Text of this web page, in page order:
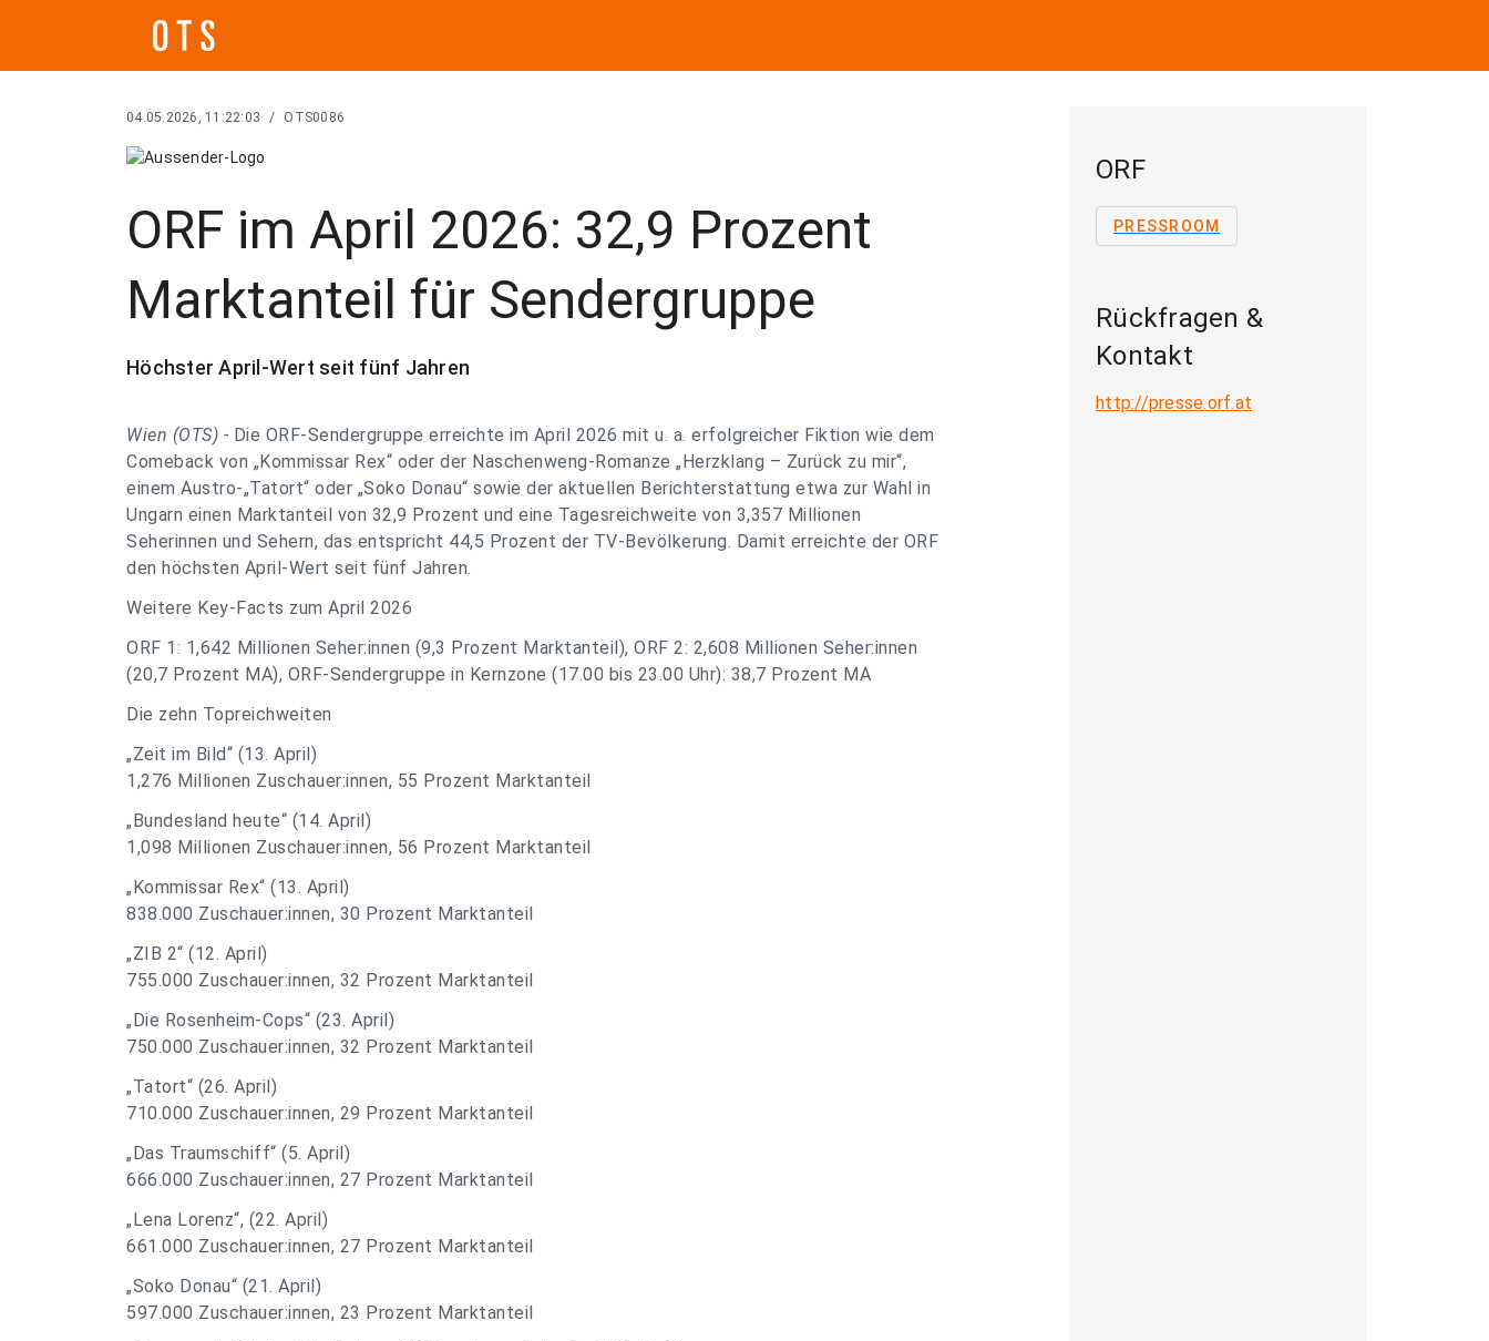
04.05.2026, 11:22:03 / OTS0086
ORF im April 2026: 32,9 Prozent
Marktanteil für Sendergruppe
Höchster April-Wert seit fünf Jahren
Wien (OTS) - Die ORF-Sendergruppe erreichte im April 2026 mit u. a. erfolgreicher Fiktion wie dem
Comeback von „Kommissar Rex“ oder der Naschenweng-Romanze „Herzklang – Zurück zu mir“,
einem Austro-„Tatort“ oder „Soko Donau“ sowie der aktuellen Berichterstattung etwa zur Wahl in
Ungarn einen Marktanteil von 32,9 Prozent und eine Tagesreichweite von 3,357 Millionen
Seherinnen und Sehern, das entspricht 44,5 Prozent der TV-Bevölkerung. Damit erreichte der ORF
den höchsten April-Wert seit fünf Jahren.
Weitere Key-Facts zum April 2026
ORF 1: 1,642 Millionen Seher:innen (9,3 Prozent Marktanteil), ORF 2: 2,608 Millionen Seher:innen
(20,7 Prozent MA), ORF-Sendergruppe in Kernzone (17.00 bis 23.00 Uhr): 38,7 Prozent MA
Die zehn Topreichweiten
„Zeit im Bild“ (13. April)
1,276 Millionen Zuschauer:innen, 55 Prozent Marktanteil
„Bundesland heute“ (14. April)
1,098 Millionen Zuschauer:innen, 56 Prozent Marktanteil
„Kommissar Rex“ (13. April)
838.000 Zuschauer:innen, 30 Prozent Marktanteil
„ZIB 2“ (12. April)
755.000 Zuschauer:innen, 32 Prozent Marktanteil
„Die Rosenheim-Cops“ (23. April)
750.000 Zuschauer:innen, 32 Prozent Marktanteil
„Tatort“ (26. April)
710.000 Zuschauer:innen, 29 Prozent Marktanteil
„Das Traumschiff“ (5. April)
666.000 Zuschauer:innen, 27 Prozent Marktanteil
„Lena Lorenz“, (22. April)
661.000 Zuschauer:innen, 27 Prozent Marktanteil
„Soko Donau“ (21. April)
597.000 Zuschauer:innen, 23 Prozent Marktanteil
ORF
PRESSROOM
Rückfragen &
Kontakt
http://presse.orf.at